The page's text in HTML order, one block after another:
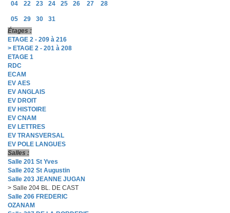
04 22 23 24 25 26 27 28
05 29 30
31
Étages :
ETAGE 2 - 209 à 216
> ETAGE 2 - 201 à 208
ETAGE 1
RDC
ECAM
EV AES
EV ANGLAIS
EV DROIT
EV HISTOIRE
EV CNAM
EV LETTRES
EV TRANSVERSAL
EV POLE LANGUES
Salles :
Salle 201 St Yves
Salle 202 St Augustin
Salle 203 JEANNE JUGAN
> Salle 204 BL. DE CAST
Salle 206 FREDERIC
OZANAM